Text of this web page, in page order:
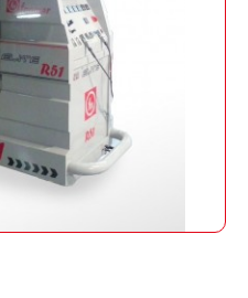
und
von Luftkissen